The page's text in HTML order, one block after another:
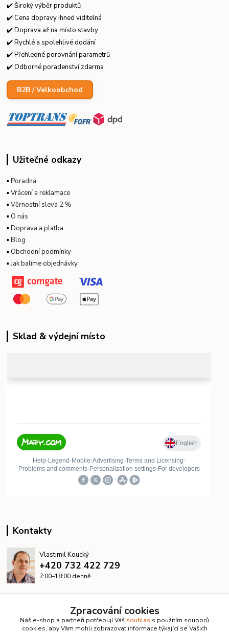
✔️ Široký výběr produktů
✔️ Cena dopravy ihned viditelná
✔️ Doprava až na místo stavby
✔️ Rychlé a spolehlivé dodání
✔️ Přehledné porovnání parametrů
✔️ Odborné poradenství zdarma
B2B / Velkoobchod
Užitečné odkazy
▪Poradna
▪Vrácení a reklamace
▪Věrnostní sleva 2 %
▪ O nás
▪Doprava a platba
▪Blog
▪ Obchodní podmínky
▪Jak balíme objednávky
Sklad & výdejní místo
Kontakty
Vlastimil Koucký
+420 732 422 729
7:00–18:00 denně
Zpracování cookies
Náš e-shop a partneři potřebují Váš souhlas s použitím souborů
cookies, aby Vám mohli zobrazovat informace týkající se Vašich